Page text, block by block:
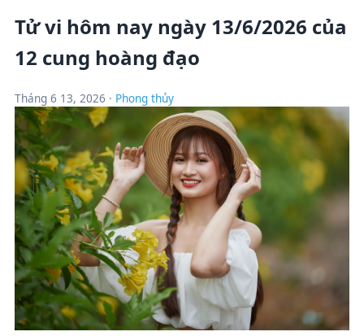
Tử vi hôm nay ngày 13/6/2026 của
12 cung hoàng đạo
Tháng 6 13, 2026 · Phong thủy